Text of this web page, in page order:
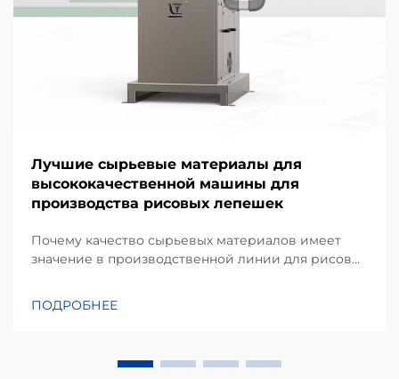
Лучшие сырьевые материалы для
высококачественной машины для
производства рисовых лепешек
Почему качество сырьевых материалов имеет
значение в производственной линии для рисовых
закусок, одним из наиболее недооцениваемых
ПОДРОБНЕЕ